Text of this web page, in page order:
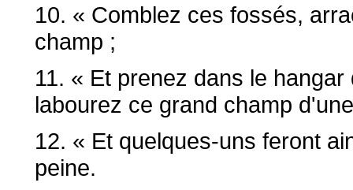
10. « Comblez ces fossés,
champ ;
11. « Et prenez dans le
labourez ce grand champ
12. « Et quelques-uns feront
peine.